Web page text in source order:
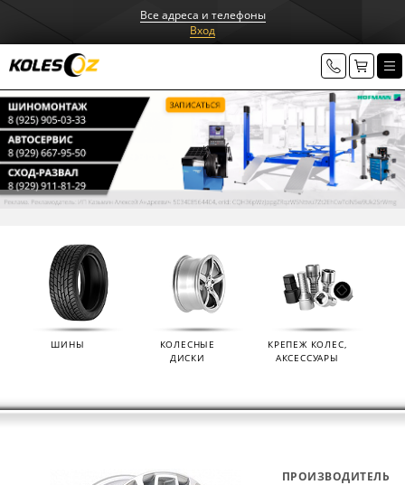
Все адреса и телефоны
Вход
ШИНЫ
КОЛЕСНЫЕ
ДИСКИ
КРЕПЕЖ КОЛЕС,
АКСЕССУАРЫ
ПРОИЗВОДИТЕЛЬ